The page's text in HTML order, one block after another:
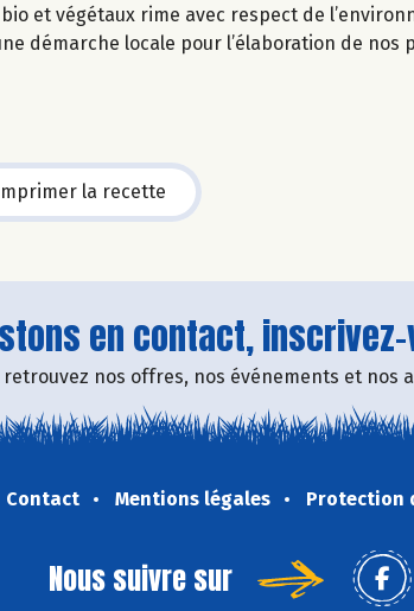
et végétaux rime avec respect de
démarche locale pour l’élaboration de
Imprimer la recette
en contact,
retrouvez nos offres, nos événements et nos
Contact Mentions légales Protection
Nous suivre sur